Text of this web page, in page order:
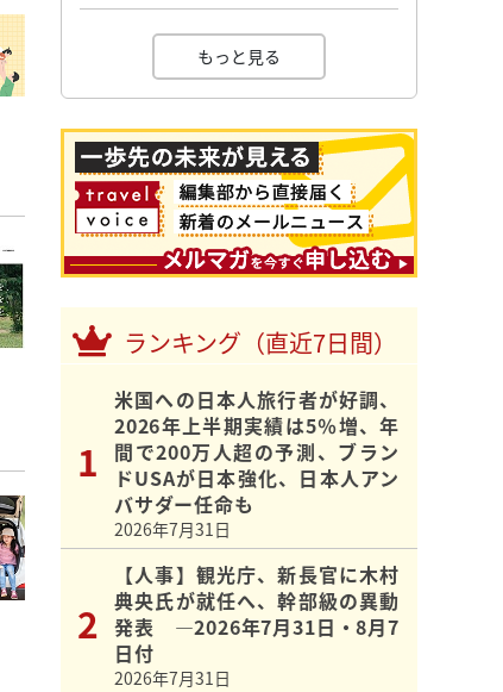
もっと見る
ランキング（直近7日間）
米国への日本人旅行者が好調、
2026年上半期実績は5％増、年
間で200万人超の予測、ブラン
ドUSAが日本強化、日本人アン
バサダー任命も
2026年7月31日
【人事】観光庁、新長官に木村
典央氏が就任へ、幹部級の異動
発表 ―2026年7月31日・8月7
日付
2026年7月31日